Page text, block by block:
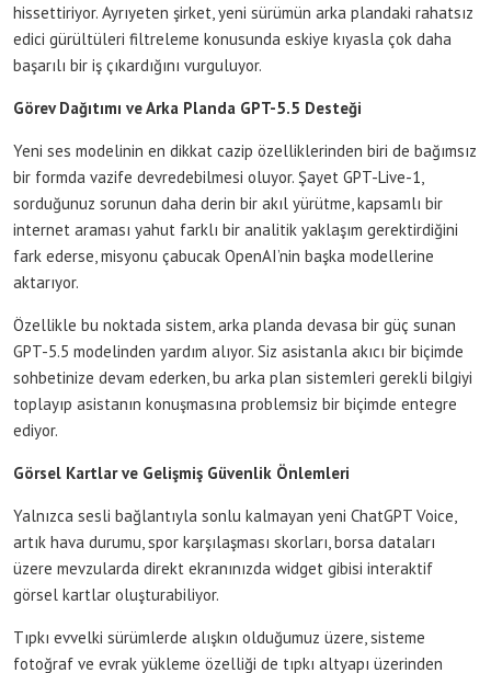
hissettiriyor. Ayrıyeten şirket, yeni sürümün arka plandaki rahatsız
edici gürültüleri filtreleme konusunda eskiye kıyasla çok daha
başarılı bir iş çıkardığını vurguluyor.
Görev Dağıtımı ve Arka Planda GPT-5.5 Desteği
Yeni ses modelinin en dikkat cazip özelliklerinden biri de bağımsız
bir formda vazife devredebilmesi oluyor. Şayet GPT-Live-1,
sorduğunuz sorunun daha derin bir akıl yürütme, kapsamlı bir
internet araması yahut farklı bir analitik yaklaşım gerektirdiğini
fark ederse, misyonu çabucak OpenAI’nin başka modellerine
aktarıyor.
Özellikle bu noktada sistem, arka planda devasa bir güç sunan
GPT-5.5 modelinden yardım alıyor. Siz asistanla akıcı bir biçimde
sohbetinize devam ederken, bu arka plan sistemleri gerekli bilgiyi
toplayıp asistanın konuşmasına problemsiz bir biçimde entegre
ediyor.
Görsel Kartlar ve Gelişmiş Güvenlik Önlemleri
Yalnızca sesli bağlantıyla sonlu kalmayan yeni ChatGPT Voice,
artık hava durumu, spor karşılaşması skorları, borsa dataları
üzere mevzularda direkt ekranınızda widget gibisi interaktif
görsel kartlar oluşturabiliyor.
Tıpkı evvelki sürümlerde alışkın olduğumuz üzere, sisteme
fotoğraf ve evrak yükleme özelliği de tıpkı altyapı üzerinden